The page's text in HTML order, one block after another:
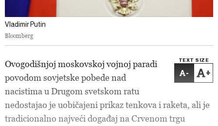
Vladimir Putin
Bloomberg
TEXT SIZE
- +
Ovogodišnjoj moskovskoj vojnoj paradi
povodom sovjetske pobede nad
nacistima u Drugom svetskom ratu
nedostajao je uobičajeni prikaz tenkova i raketa, ali je
tradicionalno najveći događaj na Crvenom trgu